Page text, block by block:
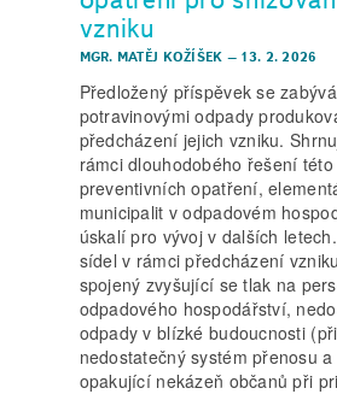
vzniku
MGR. MATĚJ KOŽÍŠEK – 13. 2. 2026
Předložený příspěvek se
potravinovými odpady
předcházení jejich vzniku.
rámci dlouhodobého řešení
preventivních opatření,
municipalit v odpadovém
úskalí pro vývoj v dalších
sídel v rámci předcházení
spojený zvyšující se tlak na
odpadového hospodářství,
odpady v blízké budoucnosti
nedostatečný systém přenosu
opakující nekázeň občanů při